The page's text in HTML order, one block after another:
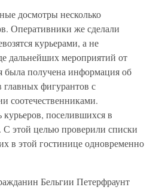
досмотры несколько
Оперативники же сделали
курьерами, а не
дальнейших мероприятий от
была получена информация об
главных фигурантов с
соотечественниками.
курьеров, поселившихся в
С этой целью проверили списки
в этой гостинице одновременно
Бельгии Петерфраунт